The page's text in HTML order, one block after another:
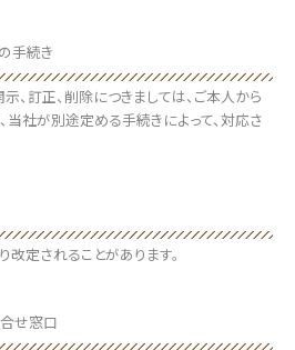
手続き
、訂正、削除につきましては、ご本人から
当社が別途定める手続きによって、対応さ
定されることがあります。
せ窓口